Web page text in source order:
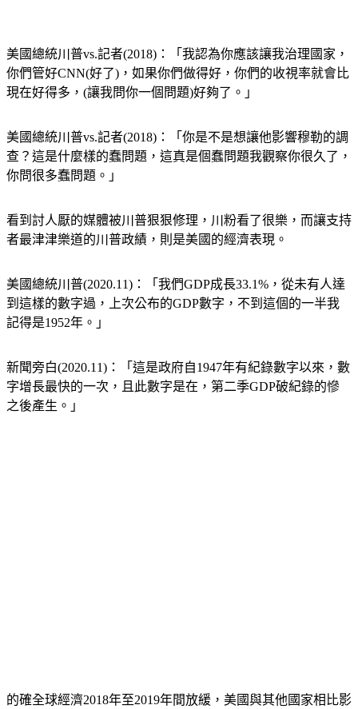
美國總統川普vs.記者(2018)：「我認為你應該讓我治理國家，
你們管好CNN(好了)，如果你們做得好，你們的收視率就會比
現在好得多，(讓我問你一個問題)好夠了。」
美國總統川普vs.記者(2018)：「你是不是想讓他影響穆勒的調
查？這是什麼樣的蠢問題，這真是個蠢問題我觀察你很久了，
你問很多蠢問題。」
看到討人厭的媒體被川普狠狠修理，川粉看了很樂，而讓支持
者最津津樂道的川普政績，則是美國的經濟表現。
美國總統川普(2020.11)：「我們GDP成長33.1%，從未有人達
到這樣的數字過，上次公布的GDP數字，不到這個的一半我
記得是1952年。」
新聞旁白(2020.11)：「這是政府自1947年有紀錄數字以來，數
字增長最快的一次，且此數字是在，第二季GDP破紀錄的慘
之後產生。」
的確全球經濟2018年至2019年間放緩，美國與其他國家相比影